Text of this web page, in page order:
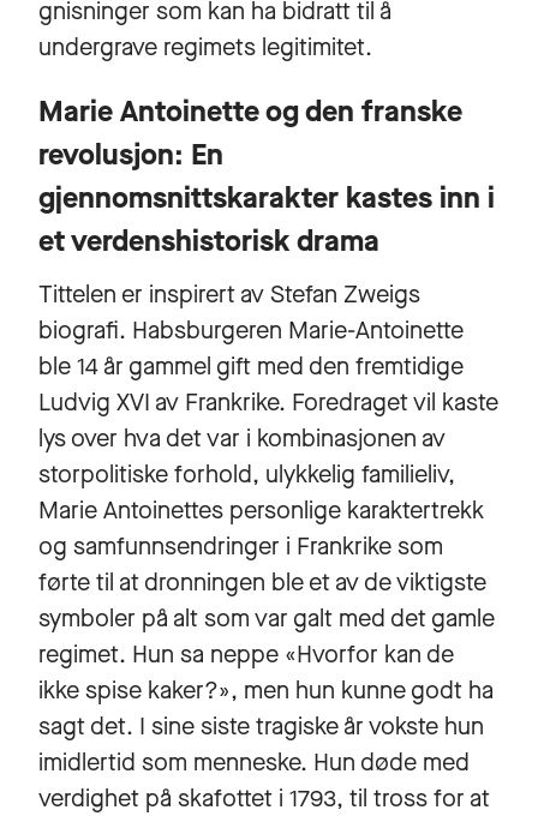
gnisninger som kan ha bidratt til å
undergrave regimets legitimitet.
Marie Antoinette og den franske
revolusjon: En
gjennomsnittskarakter kastes inn i
et verdenshistorisk drama
Tittelen er inspirert av Stefan Zweigs
biografi. Habsburgeren Marie-Antoinette
ble 14 år gammel gift med den fremtidige
Ludvig XVI av Frankrike. Foredraget vil kaste
lys over hva det var i kombinasjonen av
storpolitiske forhold, ulykkelig familieliv,
Marie Antoinettes personlige karaktertrekk
og samfunnsendringer i Frankrike som
førte til at dronningen ble et av de viktigste
symboler på alt som var galt med det gamle
regimet. Hun sa neppe «Hvorfor kan de
ikke spise kaker?», men hun kunne godt ha
sagt det. I sine siste tragiske år vokste hun
imidlertid som menneske. Hun døde med
verdighet på skafottet i 1793, til tross for at